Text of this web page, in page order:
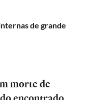
de grande
morte de